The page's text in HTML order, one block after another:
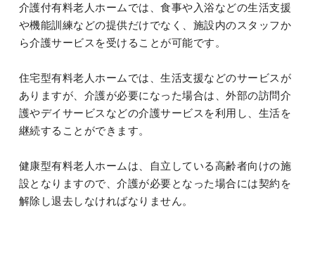
介護付有料老人ホームでは、食事や入浴などの生活支援
や機能訓練などの提供だけでなく、施設内のスタッフか
ら介護サービスを受けることが可能です。
住宅型有料老人ホームでは、生活支援などのサービスが
ありますが、介護が必要になった場合は、外部の訪問介
護やデイサービスなどの介護サービスを利用し、生活を
継続することができます。
健康型有料老人ホームは、自立している高齢者向けの施
設となりますので、介護が必要となった場合には契約を
解除し退去しなければなりません。